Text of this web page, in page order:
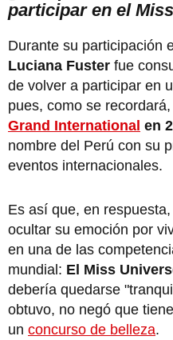
participar en el
Durante su participación
Luciana Fuster fue
de volver a participar en
pues, como se
Grand International en
nombre del Perú con su
eventos internacionales.
Es así que, en
ocultar su emoción por
en una de las
mundial: El Miss Univers
debería quedarse
obtuvo, no negó que
un concurso de belleza.